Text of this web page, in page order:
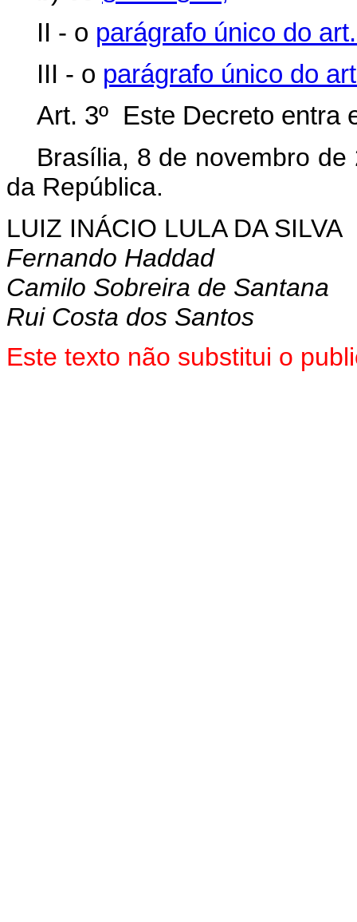
II - o parágrafo único do
III - o parágrafo único do
Art. 3º Este Decreto entra
Brasília, 8 de novembro de
da República.
LUIZ INÁCIO LULA DA SILVA
Fernando Haddad
Camilo Sobreira de Santana
Rui Costa dos Santos
Este texto não substitui o